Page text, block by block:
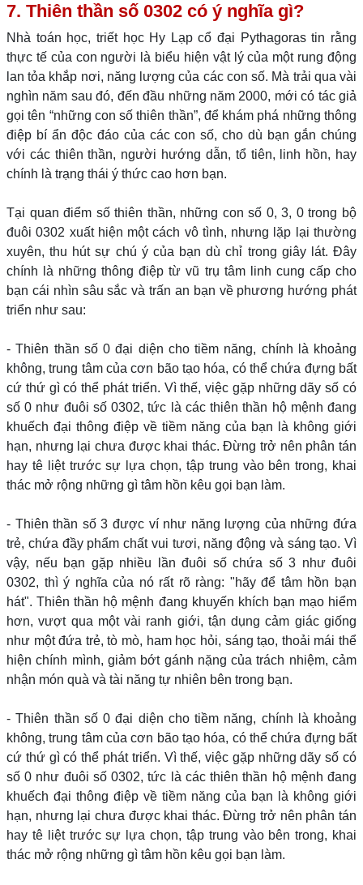
7. Thiên thần số 0302 có ý nghĩa gì?
Nhà toán học, triết học Hy Lạp cổ đại Pythagoras tin rằng
thực tế của con người là biểu hiện vật lý của một rung động
lan tỏa khắp nơi, năng lượng của các con số. Mà trải qua vài
nghìn năm sau đó, đến đầu những năm 2000, mới có tác giả
gọi tên “những con số thiên thần”, để khám phá những thông
điệp bí ẩn độc đáo của các con số, cho dù bạn gắn chúng
với các thiên thần, người hướng dẫn, tổ tiên, linh hồn, hay
chính là trạng thái ý thức cao hơn bạn.
Tại quan điểm số thiên thần, những con số 0, 3, 0 trong bộ
đuôi 0302 xuất hiện một cách vô tình, nhưng lặp lại thường
xuyên, thu hút sự chú ý của bạn dù chỉ trong giây lát. Đây
chính là những thông điệp từ vũ trụ tâm linh cung cấp cho
bạn cái nhìn sâu sắc và trấn an bạn về phương hướng phát
triển như sau:
- Thiên thần số 0 đại diện cho tiềm năng, chính là khoảng
không, trung tâm của cơn bão tạo hóa, có thể chứa đựng bất
cứ thứ gì có thể phát triển. Vì thế, việc gặp những dãy số có
số 0 như đuôi số 0302, tức là các thiên thần hộ mệnh đang
khuếch đại thông điệp về tiềm năng của bạn là không giới
hạn, nhưng lại chưa được khai thác. Đừng trở nên phân tán
hay tê liệt trước sự lựa chọn, tập trung vào bên trong, khai
thác mở rộng những gì tâm hồn kêu gọi bạn làm.
- Thiên thần số 3 được ví như năng lượng của những đứa
trẻ, chứa đầy phẩm chất vui tươi, năng động và sáng tạo. Vì
vậy, nếu bạn gặp nhiều lần đuôi số chứa số 3 như đuôi
0302, thì ý nghĩa của nó rất rõ ràng: "hãy để tâm hồn bạn
hát". Thiên thần hộ mệnh đang khuyến khích bạn mạo hiểm
hơn, vượt qua một vài ranh giới, tận dụng cảm giác giống
như một đứa trẻ, tò mò, ham học hỏi, sáng tạo, thoải mái thể
hiện chính mình, giảm bớt gánh nặng của trách nhiệm, cảm
nhận món quà và tài năng tự nhiên bên trong bạn.
- Thiên thần số 0 đại diện cho tiềm năng, chính là khoảng
không, trung tâm của cơn bão tạo hóa, có thể chứa đựng bất
cứ thứ gì có thể phát triển. Vì thế, việc gặp những dãy số có
số 0 như đuôi số 0302, tức là các thiên thần hộ mệnh đang
khuếch đại thông điệp về tiềm năng của bạn là không giới
hạn, nhưng lại chưa được khai thác. Đừng trở nên phân tán
hay tê liệt trước sự lựa chọn, tập trung vào bên trong, khai
thác mở rộng những gì tâm hồn kêu gọi bạn làm.